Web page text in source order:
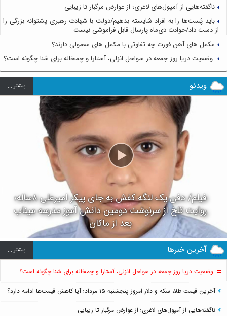
ناگفته‌هایی از آمپول‌های لاغری؛ از عوارض مرگبار تا زیبایی
باید پُست‌ها را به افراد شایسته بدهیم/دولت با شهادت رهبری پشتوانه بزرگی را
از دست داد/حوادث دی‌ماه پارسال قابل فراموشی نیست
مکمل های آهن فورت چه تفاوتی با مکمل های معمولی دارند؟
وضعیت دریا روز جمعه در سواحل انزلی، آستارا و چمخاله برای شنا چگونه است؟
ویدئو بيشتر ...
فیلم/ دفن یک لنگه کفش به جای پیکر امیرعلی ۸ساله؛
روایت تلخ از سرنوشت دومین دانش آموز مدرسه میناب
بعد از ماکان
آخرین خبرها بيشتر ...
وضعیت دریا روز جمعه در سواحل انزلی، آستارا و چمخاله برای شنا چگونه است؟
آخرین قیمت طلا، سکه و دلار امروز پنجشنبه ۱۵ مرداد؛ آیا کاهش قیمت‌ها ادامه دارد؟
ناگفته‌هایی از آمپول‌های لاغری؛ از عوارض مرگبار تا زیبایی